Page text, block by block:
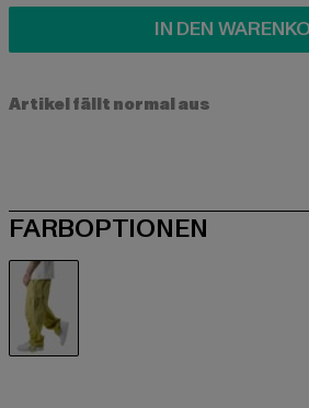
IN DEN
Artikel fällt normal aus
FARBOPTIONEN